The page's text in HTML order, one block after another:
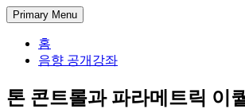
Skip
to
content
DectENG – 교양있는 엔지니어
1998년부터 한 길만 걸어온 미디어 엔지니
까지, 실무에서 사용되는 방송과 통신 그리
경험과 가이드를 공유합니다.
Primary Menu
홈
음향 공개강좌
톤 콘트롤과 파라메트릭 이